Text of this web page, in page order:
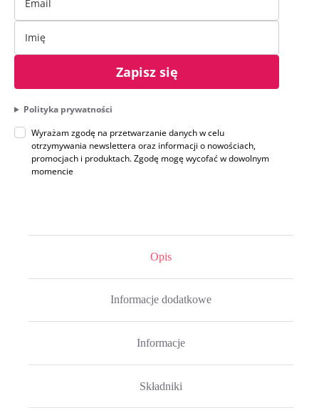
Zapisz się
Polityka prywatności
Wyrażam zgodę na przetwarzanie danych w celu
otrzymywania newslettera oraz informacji o nowościach,
promocjach i produktach. Zgodę mogę wycofać w dowolnym
momencie
Opis
Informacje dodatkowe
Informacje
Składniki